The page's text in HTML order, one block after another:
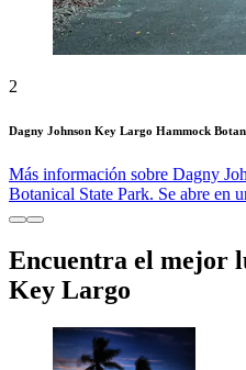
2
Dagny Johnson Key Largo Hammock
Más información sobre Dagny
Botanical State Park. Se abre en
Encuentra el mejor
Key Largo